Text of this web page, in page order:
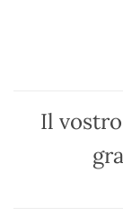
Il